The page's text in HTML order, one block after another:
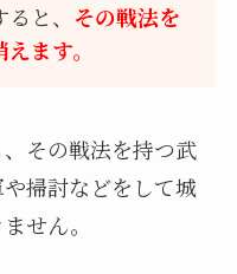
と、 その戦法を
ます。
その戦法を持つ武
掃討などをして城
せん。